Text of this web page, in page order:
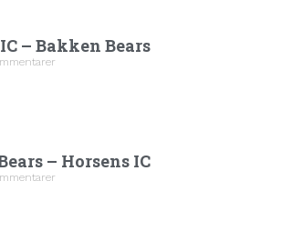
– Bakken Bears
– Horsens IC